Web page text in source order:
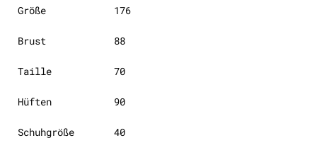
Größe 176
Brust 88
Taille 70
Hüften 90
Schuhgröße 40